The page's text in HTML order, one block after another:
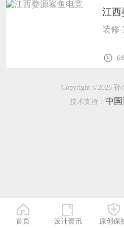
恭喜133****9020
恭喜136****9807
江西
装修
6
Copyright ©2026 孙
技术支持： 中
首页 设计资讯 原创保